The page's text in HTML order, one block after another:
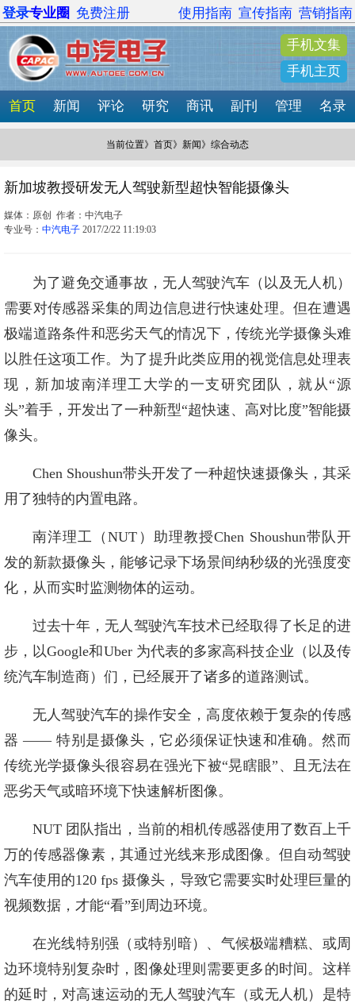
登录专业圈 免费注册 使用指南 宣传指南 营销指南
手机文集
手机主页
首页 新闻 评论 研究 商讯 副刊 管理 名录
当前位置》 首页》 新闻 》综合动态
新加坡教授研发无人驾驶新型超快智能摄像头
媒体：原创 作者：中汽电子
专业号： 中汽电子 2017/2/22 11:19:03
为了避免交通事故，无人驾驶汽车（以及无人机）
需要对传感器采集的周边信息进行快速处理。但在遭遇
极端道路条件和恶劣天气的情况下，传统光学摄像头难
以胜任这项工作。为了提升此类应用的视觉信息处理表
现，新加坡南洋理工大学的一支研究团队，就从“源
头”着手，开发出了一种新型“超快速、高对比度”智能摄
像头。
Chen Shoushun带头开发了一种超快速摄像头，其采
用了独特的内置电路。
南洋理工（NUT）助理教授Chen Shoushun带队开
发的新款摄像头，能够记录下场景间纳秒级的光强度变
化，从而实时监测物体的运动。
过去十年，无人驾驶汽车技术已经取得了长足的进
步，以Google和Uber 为代表的多家高科技企业（以及传
统汽车制造商）们，已经展开了诸多的道路测试。
无人驾驶汽车的操作安全，高度依赖于复杂的传感
器 —— 特别是摄像头，它必须保证快速和准确。然而
传统光学摄像头很容易在强光下被“晃瞎眼”、且无法在
恶劣天气或暗环境下快速解析图像。
NUT 团队指出，当前的相机传感器使用了数百上千
万的传感器像素，其通过光线来形成图像。但自动驾驶
汽车使用的120 fps 摄像头，导致它需要实时处理巨量的
视频数据，才能“看”到周边环境。
在光线特别强（或特别暗）、气候极端糟糕、或周
边环境特别复杂时，图像处理则需要更多的时间。这样
的延时，对高速运动的无人驾驶汽车（或无人机）是特